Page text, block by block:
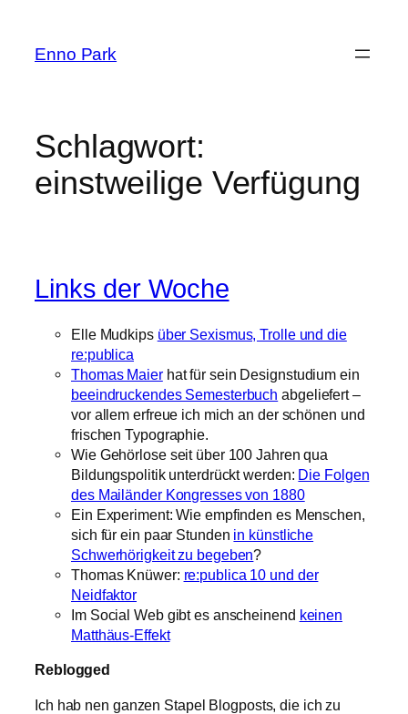
springen
Enno Park
Schlagwort:
einstweilige Verfügung
Links der Woche
Elle Mudkips über Sexismus, Trolle und die
re:publica
Thomas Maierhat für sein Designstudium ein
beeindruckendes Semesterbuch abgeliefert –
vor allem erfreue ich mich an der schönen und
frischen Typographie.
Wie Gehörlose seit über 100 Jahren qua
Bildungspolitik unterdrückt werden: Die Folgen
des Mailänder Kongresses von 1880
Ein Experiment: Wie empfinden es Menschen,
sich für ein paar Stunden in künstliche
Schwerhörigkeit zu begeben?
Thomas Knüwer: re:publica 10 und der
Neidfaktor
Im Social Web gibt es anscheinend keinen
Matthäus-Effekt
Reblogged
Ich hab nen ganzen Stapel Blogposts, die ich zu